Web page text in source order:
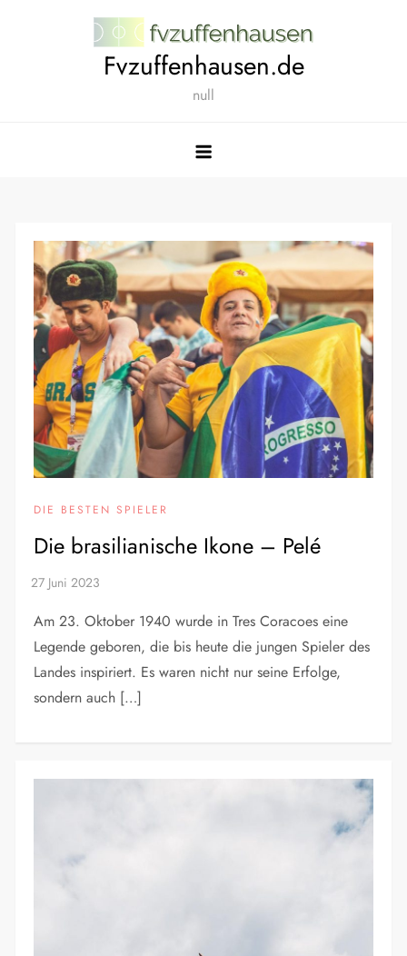
Fvzuffenhausen.de
null
DIE BESTEN SPIELER
Die brasilianische Ikone – Pelé
Am 23. Oktober 1940 wurde in Tres Coracoes eine
Legende geboren, die bis heute die jungen Spieler des
Landes inspiriert. Es waren nicht nur seine Erfolge,
sondern auch […]